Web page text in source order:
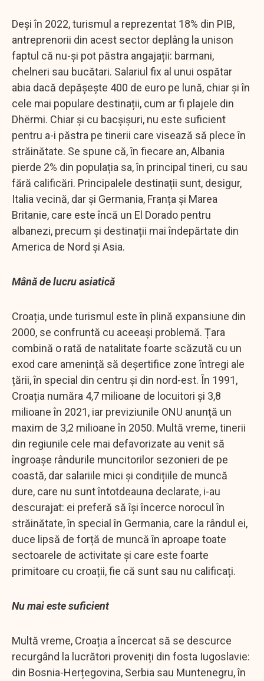
Deși în 2022, turismul a reprezentat 18% din PIB,
antreprenorii din acest sector deplâng la unison
faptul că nu-și pot păstra angajații: barmani,
chelneri sau bucătari. Salariul fix al unui ospătar
abia dacă depășește 400 de euro pe lună, chiar și în
cele mai populare destinații, cum ar fi plajele din
Dhërmi. Chiar și cu bacșișuri, nu este suficient
pentru a-i păstra pe tinerii care visează să plece în
străinătate. Se spune că, în fiecare an, Albania
pierde 2% din populația sa, în principal tineri, cu sau
fără calificări. Principalele destinații sunt, desigur,
Italia vecină, dar și Germania, Franța și Marea
Britanie, care este încă un El Dorado pentru
albanezi, precum și destinații mai îndepărtate din
America de Nord și Asia.
Mână de lucru asiatică
Croația, unde turismul este în plină expansiune din
2000, se confruntă cu aceeași problemă. Țara
combină o rată de natalitate foarte scăzută cu un
exod care amenință să deșertifice zone întregi ale
țării, în special din centru și din nord-est. În 1991,
Croația număra 4,7 milioane de locuitori și 3,8
milioane în 2021, iar previziunile ONU anunță un
maxim de 3,2 milioane în 2050. Multă vreme, tinerii
din regiunile cele mai defavorizate au venit să
îngroașe rândurile muncitorilor sezonieri de pe
coastă, dar salariile mici și condițiile de muncă
dure, care nu sunt întotdeauna declarate, i-au
descurajat: ei preferă să își încerce norocul în
străinătate, în special în Germania, care la rândul ei,
duce lipsă de forță de muncă în aproape toate
sectoarele de activitate și care este foarte
primitoare cu croații, fie că sunt sau nu calificați.
Nu mai este suficient
Multă vreme, Croația a încercat să se descurce
recurgând la lucrători proveniți din fosta Iugoslavie:
din Bosnia-Herțegovina, Serbia sau Muntenegru, în